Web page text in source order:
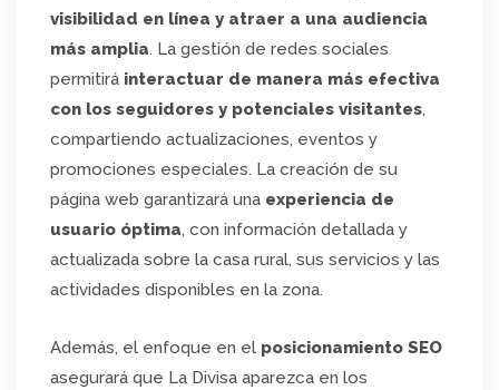
visibilidad en línea y atraer a una audiencia
más amplia. La gestión de redes sociales
permitirá interactuar de manera más efectiva
con los seguidores y potenciales visitantes,
compartiendo actualizaciones, eventos y
promociones especiales. La creación de su
página web garantizará una experiencia de
usuario óptima, con información detallada y
actualizada sobre la casa rural, sus servicios y las
actividades disponibles en la zona.
Además, el enfoque en el posicionamiento SEO
asegurará que La Divisa aparezca en los